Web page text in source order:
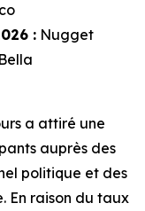
: Nugget
Bella
a attiré une
auprès des
politique et des
En raison du taux